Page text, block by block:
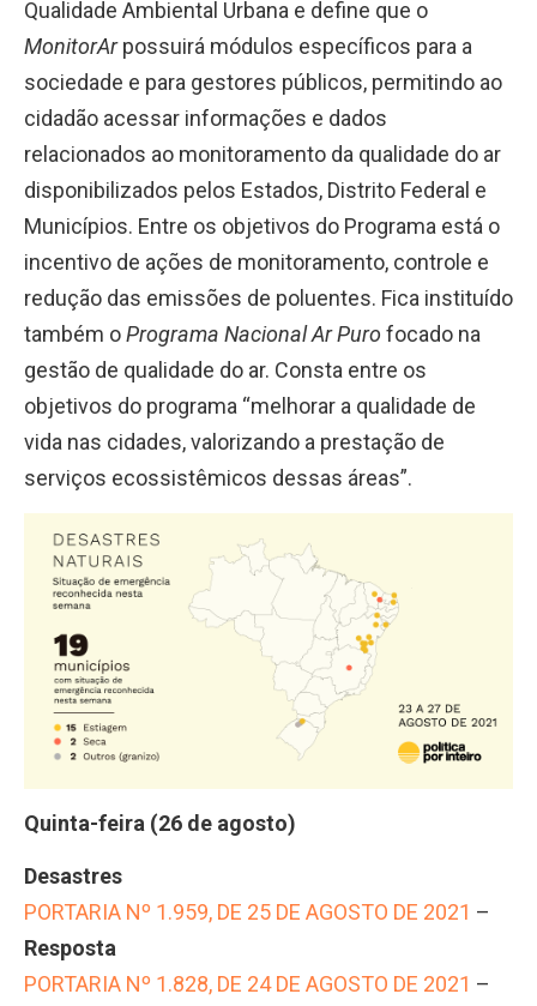
Qualidade Ambiental Urbana e define que o
MonitorArpossuirá módulos específicos para a
sociedade e para gestores públicos, permitindo ao
cidadão acessar informações e dados
relacionados ao monitoramento da qualidade do ar
disponibilizados pelos Estados, Distrito Federal e
Municípios. Entre os objetivos do Programa está o
incentivo de ações de monitoramento, controle e
redução das emissões de poluentes. Fica instituído
também oPrograma Nacional Ar Puro focado na
gestão de qualidade do ar. Consta entre os
objetivos do programa “melhorar a qualidade de
vida nas cidades, valorizando a prestação de
serviços ecossistêmicos dessas áreas”.
Quinta-feira (26 de agosto)
Desastres
PORTARIA Nº 1.959, DE 25 DE AGOSTO DE 2021 –
Resposta
PORTARIA Nº 1.828, DE 24 DE AGOSTO DE 2021 –